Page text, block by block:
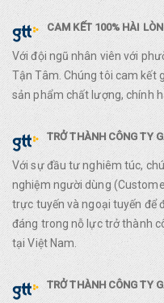
CAM KẾT 100% HÀI
Với đội ngũ nhân viên với
Tận Tâm. Chúng tôi cam kết
sản phẩm chất lượng, chính
TRỞ THÀNH CÔNG TY
Với sự đầu tư nghiêm túc,
nghiệm người dùng
trực tuyến và ngoại tuyến để
đáng trong nỗ lực trở thành
tại Việt Nam.
TRỞ THÀNH CÔNG TY